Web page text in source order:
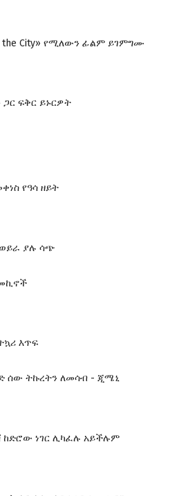
the City» የሚለውን ፊልም ይገምግሙ
ጋር ፍቅር ይኑርዎት
የዓሳ ዘይት
ያሉ ሳጭ
እጥፍ
ሰው ትኩረትን ለመሳብ - ጂሜኒ
ከድሮው ነገር ሊካፈሉ አይችሉም